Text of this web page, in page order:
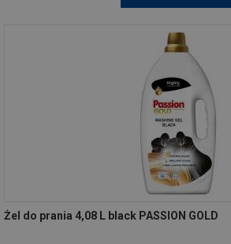
Żel do prania 4,08 L black PASSION GOLD